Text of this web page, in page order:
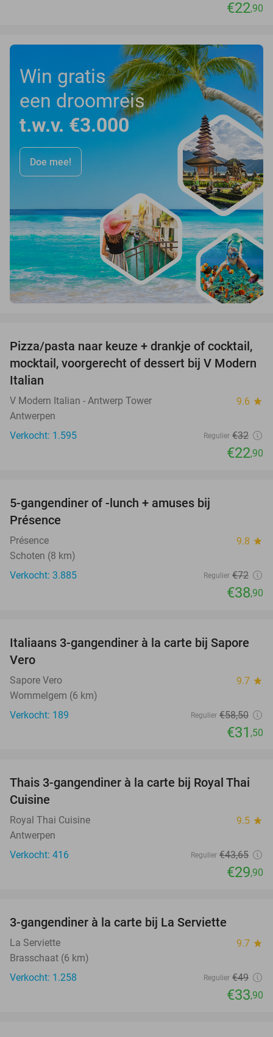
€22,90
Win gratis
een droomreis
t.w.v. €3.000
Doe mee!
28%
Pizza/pasta naar keuze + drankje of cocktail,
mocktail, voorgerecht of dessert bij V Modern
Italian
V Modern Italian - Antwerp Tower 9.6 star
Antwerpen
Verkocht: 1.595
Regulier €32
€22,90
5-gangendiner of -lunch + amuses bij
Présence
Présence 9.8 star
Schoten (8 km)
Verkocht: 3.885
Regulier €72
€38,90
46%
Italiaans 3-gangendiner à la carte bij Sapore
Vero
Sapore Vero 9.7 star
Wommelgem (6 km)
Verkocht: 189
Regulier €58,50
€31 ,50
32%
Thais 3-gangendiner à la carte bij Royal Thai
Cuisine
Royal Thai Cuisine 9.5 star
Antwerpen
Verkocht: 416
Regulier €43,65
€29,90
3-gangendiner à la carte bij La Serviette
La Serviette 9.7 star
Brasschaat (6 km)
Verkocht: 1.258
Regulier €49
€33,90